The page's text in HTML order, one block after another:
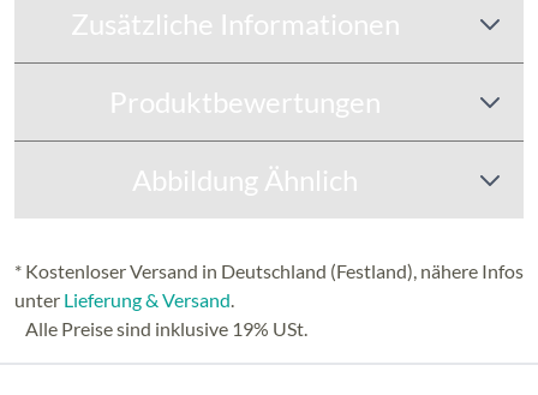
Zusätzliche Informationen
Produktbewertungen
Abbildung Ähnlich
* Kostenloser Versand in Deutschland (Festland), nähere Infos
unter Lieferung & Versand.
Alle Preise sind inklusive 19% USt.